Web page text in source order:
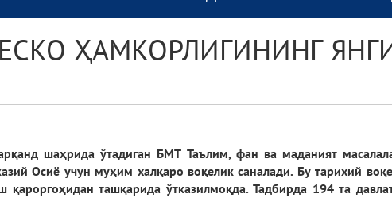
ҲАМКОРЛИГИНИНГ
шаҳрида ўтадиган БМТ Таълим, фан ва маданият
Осиё учун муҳим халқаро воқелик саналади. Бу тарихий
қароргоҳидан ташқарида ўтказилмоқда. Тадбирда 194 та